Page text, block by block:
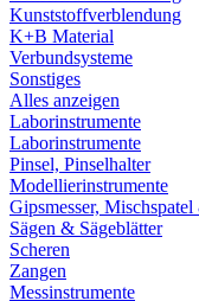
Kunststoffverblendung
K+B Material
Verbundsysteme
Sonstiges
Alles anzeigen
Laborinstrumente
Laborinstrumente
Pinsel, Pinselhalter
Modellierinstrumente
Gipsmesser,
Sägen & Sägeblätter
Scheren
Zangen
Messinstrumente